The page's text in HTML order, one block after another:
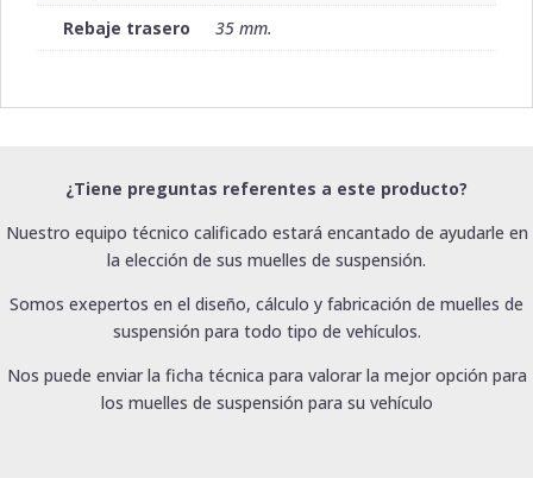
Rebaje trasero
35 mm.
¿Tiene preguntas referentes a este producto?
Nuestro equipo técnico calificado estará encantado de ayudarle en
la elección de sus muelles de suspensión.
Somos exepertos en el diseño, cálculo y fabricación de muelles de
suspensión para todo tipo de vehículos.
Nos puede enviar la ficha técnica para valorar la mejor opción para
los muelles de suspensión para su vehículo